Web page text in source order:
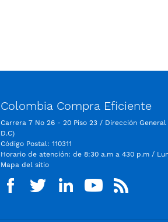
Colombia Compra Eficiente
Carrera 7 No 26 - 20 Piso 23 / Dirección
D.C)
Código Postal: 110311
Horario de atención: de 8:30 a.m a 430 p.m /
Mapa del sitio